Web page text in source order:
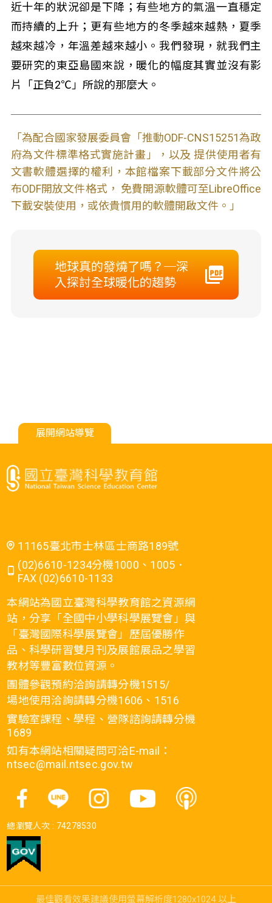
近十年的狀況卻是下降；有些地方的氣溫一直穩定
而持續的上升；更有些地方的冬季越來越熱，夏季
越來越冷，年溫差越來越小。我們發現，就我們主
要研究的東亞島國來說，暖化的幅度其實並沒有影
片「正負2℃」所說的那麼大。
「為配合國家發展委員會「推動ODF-CNS15251為政
府為文件標準格式實施計畫」，以及 提供使用者有
文書軟體選擇的權利，本館檔案下載部分文件將公
布ODF開放文件格式， 免費開源軟體可至LibreOffice
下載安裝使用，或依貴慣用的軟體開啟文件。」
地球真的發燒了嗎？─深
入探討全球暖化的趨勢
展開網站導覽
11165臺北市士林區士商路189號
(02)6610-1234分機1000、1005．
FAX (02)6610-1133
本網站為國立臺灣科學教育館之資源網
站，分享「全國中小學科學展覽會」與
「臺灣國際科學展覽會」歷屆優勝作
品、科學研習雙月刊及展館展品之學習
教材等豐富數位資源。
團體參觀預約洽詢請轉分機1515/
場地使用洽詢請轉分機1606、1516
實驗室課程、學程、營隊諮詢請轉分機
1689
如有本網站相關疑問可洽E-mail：
ntsec@mail.ntsec.gov.tw
總瀏覽人次 : 74278530
最佳觀看效果建議使用螢幕解析度1280x1024 以上